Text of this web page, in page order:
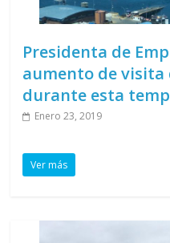
Presidenta de
aumento de visita
durante esta
Enero 23, 2019
Ver más